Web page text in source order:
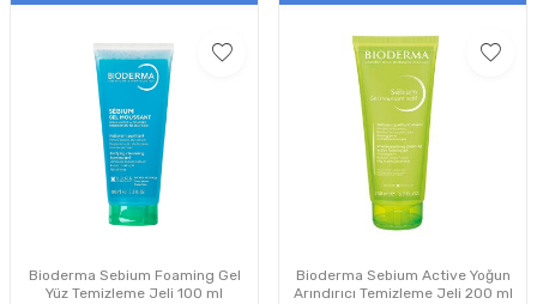
Bioderma Sebium Foaming Gel
Yüz Temizleme Jeli 100 ml
Bioderma Sebium Active Yoğun
Arındırıcı Temizleme Jeli 200 ml